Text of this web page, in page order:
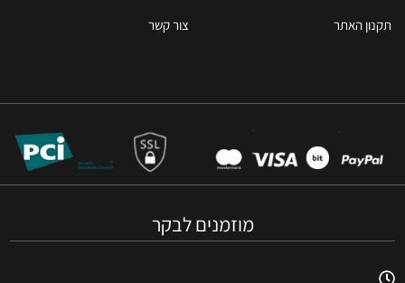
תקנון האתר צור קשר
מוזמנים לבקר